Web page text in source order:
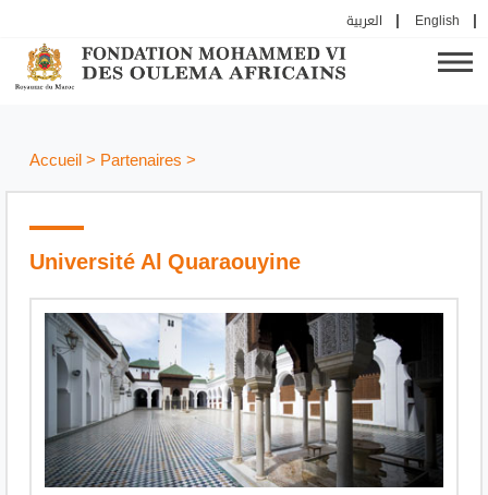
العربية English
Accueil> Partenaires >
Université Al Quaraouyine